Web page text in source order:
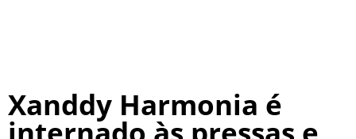
Xanddy Harmonia é